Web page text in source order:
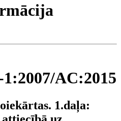
AC:2015
1.daļa: